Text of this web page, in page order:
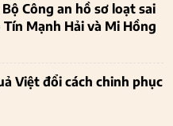
Công an hồ sơ loạt sai
Tín Mạnh Hải và Mi Hồng
Việt đổi cách chinh phục